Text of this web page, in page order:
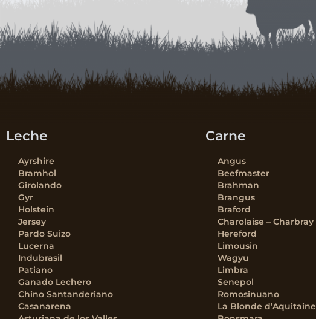
Leche
Ayrshire
Bramhol
Girolando
Gyr
Holstein
Jersey
Pardo Suizo
Lucerna
Indubrasil
Patiano
Ganado Lechero
Chino Santanderiano
Casanarena
Carne
Angus
Beefmaster
Brahman
Brangus
Braford
Charolaise – Charbray
Hereford
Limousin
Wagyu
Limbra
Senepol
Romosinuano
La Blonde d’Aquitaine